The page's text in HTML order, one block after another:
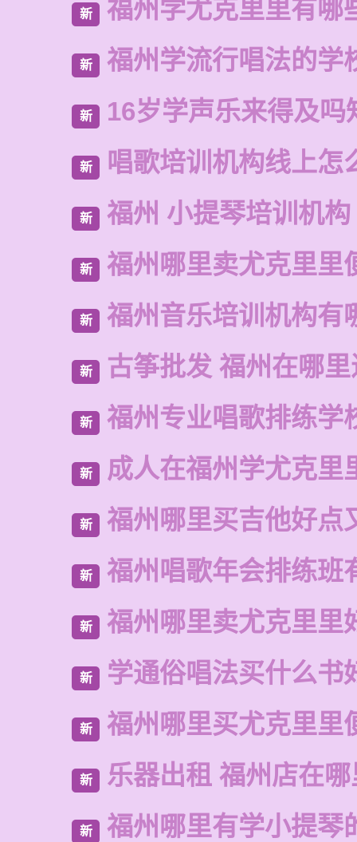
新 福州学尤克里里有哪
新 福州学流行唱法的学
新 16岁学声乐来得及吗
新 唱歌培训机构线上怎
新 福州 小提琴培训机构
新 福州哪里卖尤克里里
新 福州音乐培训机构有
新 古筝批发 福州在哪
新 福州专业唱歌排练学
新 成人在福州学尤克里
新 福州哪里买吉他好点
新 福州唱歌年会排练班
新 福州哪里卖尤克里里
新 学通俗唱法买什么书
新 福州哪里买尤克里里
新 乐器出租 福州店在
新 福州哪里有学小提琴